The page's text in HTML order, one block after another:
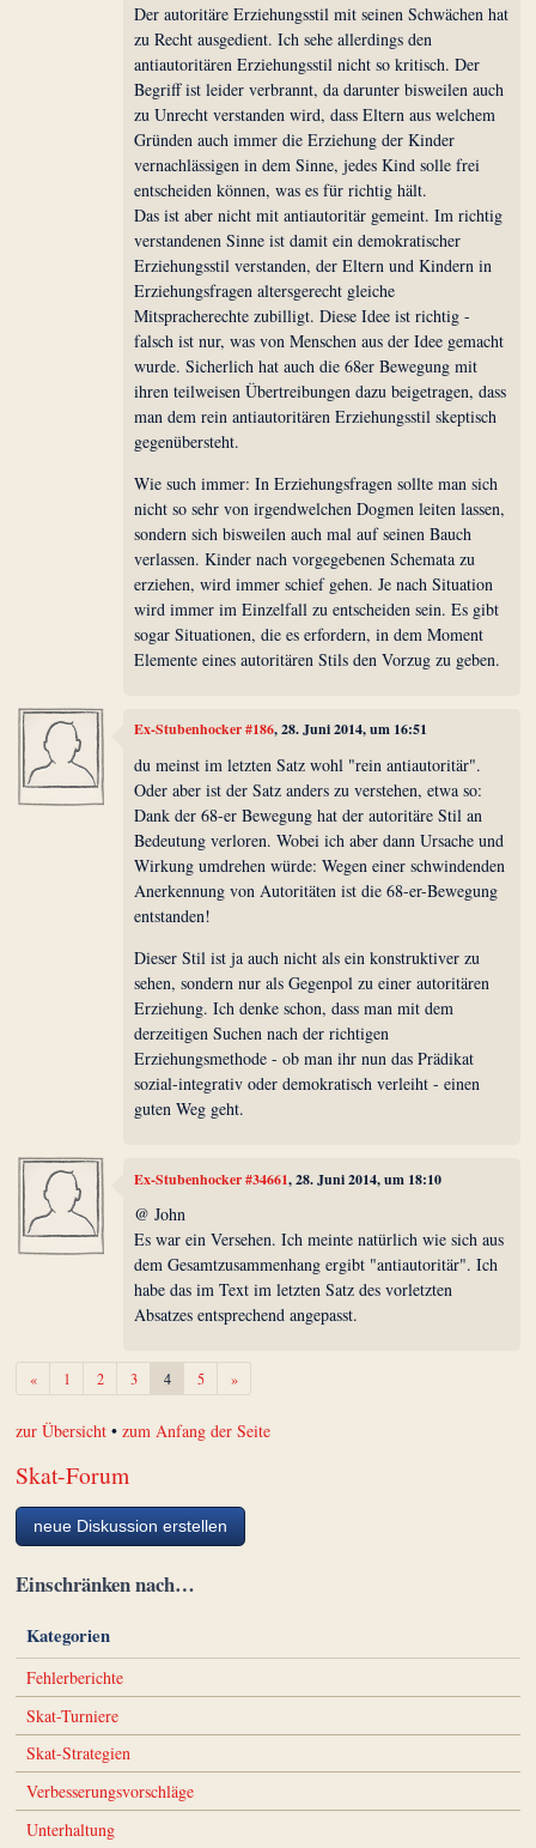
Der autoritäre Erziehungsstil mit seinen Schwächen hat
zu Recht ausgedient. Ich sehe allerdings den
antiautoritären Erziehungsstil nicht so kritisch. Der
Begriff ist leider verbrannt, da darunter bisweilen auch
zu Unrecht verstanden wird, dass Eltern aus welchem
Gründen auch immer die Erziehung der Kinder
vernachlässigen in dem Sinne, jedes Kind solle frei
entscheiden können, was es für richtig hält.
Das ist aber nicht mit antiautoritär gemeint. Im richtig
verstandenen Sinne ist damit ein demokratischer
Erziehungsstil verstanden, der Eltern und Kindern in
Erziehungsfragen altersgerecht gleiche
Mitspracherechte zubilligt. Diese Idee ist richtig -
falsch ist nur, was von Menschen aus der Idee gemacht
wurde. Sicherlich hat auch die 68er Bewegung mit
ihren teilweisen Übertreibungen dazu beigetragen, dass
man dem rein antiautoritären Erziehungsstil skeptisch
gegenübersteht.
Wie such immer: In Erziehungsfragen sollte man sich
nicht so sehr von irgendwelchen Dogmen leiten lassen,
sondern sich bisweilen auch mal auf seinen Bauch
verlassen. Kinder nach vorgegebenen Schemata zu
erziehen, wird immer schief gehen. Je nach Situation
wird immer im Einzelfall zu entscheiden sein. Es gibt
sogar Situationen, die es erfordern, in dem Moment
Elemente eines autoritären Stils den Vorzug zu geben.
Ex-Stubenhocker #186, 28. Juni 2014, um 16:51
du meinst im letzten Satz wohl "rein antiautoritär".
Oder aber ist der Satz anders zu verstehen, etwa so:
Dank der 68-er Bewegung hat der autoritäre Stil an
Bedeutung verloren. Wobei ich aber dann Ursache und
Wirkung umdrehen würde: Wegen einer schwindenden
Anerkennung von Autoritäten ist die 68-er-Bewegung
entstanden!
Dieser Stil ist ja auch nicht als ein konstruktiver zu
sehen, sondern nur als Gegenpol zu einer autoritären
Erziehung. Ich denke schon, dass man mit dem
derzeitigen Suchen nach der richtigen
Erziehungsmethode - ob man ihr nun das Prädikat
sozial-integrativ oder demokratisch verleiht - einen
guten Weg geht.
Ex-Stubenhocker #34661, 28. Juni 2014, um 18:10
@ John
Es war ein Versehen. Ich meinte natürlich wie sich aus
dem Gesamtzusammenhang ergibt "antiautoritär". Ich
habe das im Text im letzten Satz des vorletzten
Absatzes entsprechend angepasst.
«Zurück1 2 3 4 5 »Weiter
zur Übersicht •zum Anfang der Seite
Skat-Forum
neue Diskussion erstellen
Einschränken nach…
Kategorien
Fehlerberichte
Skat-Turniere
Skat-Strategien
Verbesserungsvorschläge
Unterhaltung